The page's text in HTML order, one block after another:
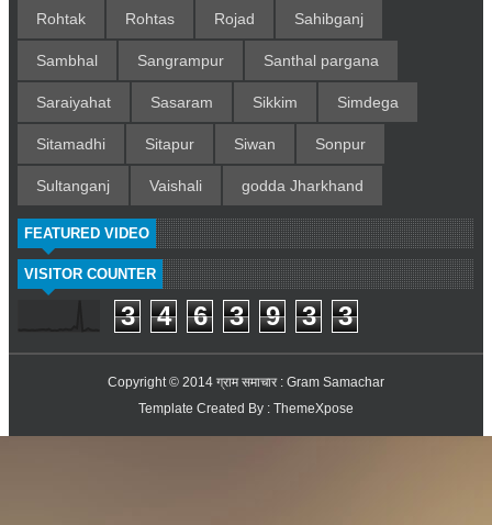
Rohtak Rohtas Rojad Sahibganj
Sambhal Sangrampur Santhal pargana
Saraiyahat Sasaram Sikkim Simdega
Sitamadhi Sitapur Siwan Sonpur
Sultanganj Vaishali godda Jharkhand
FEATURED VIDEO
VISITOR COUNTER
3 4 6 3 9 3 3
Copyright © 2014 ग्राम समाचार : Gram Samachar
Template Created By : ThemeXpose